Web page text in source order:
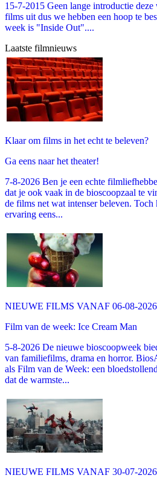
15-7-2015 Geen lange introductie
films uit dus we hebben een hoop te
week is "Inside Out"....
Laatste filmnieuws
Klaar om films in het echt te beleven?
Ga eens naar het theater!
7-8-2026 Ben je een echte
dat je ook vaak in de bioscoopzaal te
de films net wat intenser beleven. Toch
ervaring eens...
NIEUWE FILMS VANAF 06-08-2026
Film van de week: Ice Cream Man
5-8-2026 De nieuwe bioscoopweek
van familiefilms, drama en horror.
als Film van de Week: een
dat de warmste...
NIEUWE FILMS VANAF 30-07-2026